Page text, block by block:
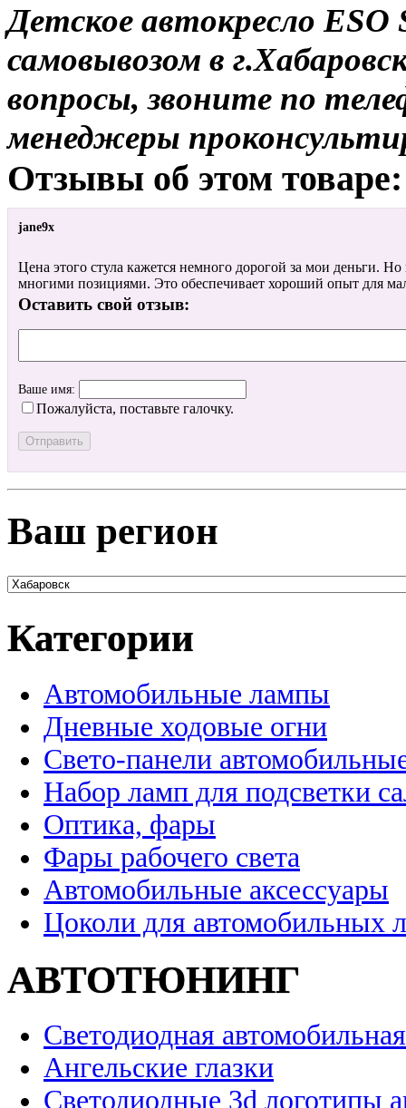
Детское автокресло ESO
самовывозом в
вопросы, звоните по
менеджеры
Отзывы об этом товаре:
jane9x
Цена этого стула кажется немного дорогой за мои деньги.
многими позициями. Это обеспечивает хороший опыт для
Оставить свой отзыв:
Ваше имя:
Пожалуйста, поставьте галочку.
Ваш регион
Категории
Автомобильные лампы
Дневные ходовые огни
Свето-панели
Набор ламп для подсветки
Оптика, фары
Фары рабочего света
Автомобильные аксессуары
Цоколи для автомобильных
АВТОТЮНИНГ
Светодиодная
Ангельские глазки
Светодиодные 3d логотипы